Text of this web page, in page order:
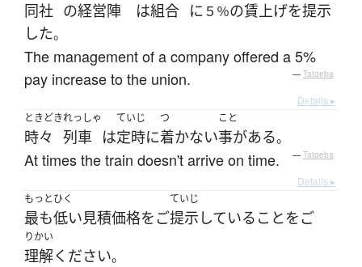
同社 の経営陣 は組合 に５％の賃上げを提示
した。
The management of a company offered a 5%
pay increase to the union.
— Tatoeba
Details ▸
ときどき
時々
れっしゃ
列車 は
ていじ
定時に
つ
着かない
こと
事がある。
At times the train doesn't arrive on time. — Tatoeba
Details ▸
もっと
最も
ひく
低い見積価格をご
ていじ
提示 している ことをご
りかい
理解ください。